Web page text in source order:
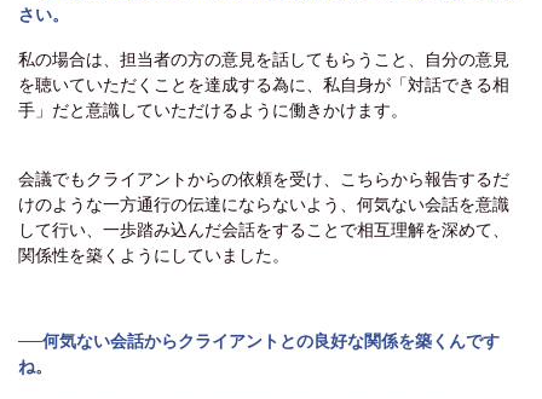
さい。
私の場合は、担当者の方の意見を話してもらうこと、自分の意見
を聴いていただくことを達成する為に、私自身が「対話できる相
手」だと意識していただけるように働きかけます。
会議でもクライアントからの依頼を受け、こちらから報告するだ
けのような一方通行の伝達にならないよう、何気ない会話を意識
して行い、一歩踏み込んだ会話をすることで相互理解を深めて、
関係性を築くようにしていました。
──何気ない会話からクライアントとの良好な関係を築くんです
ね。